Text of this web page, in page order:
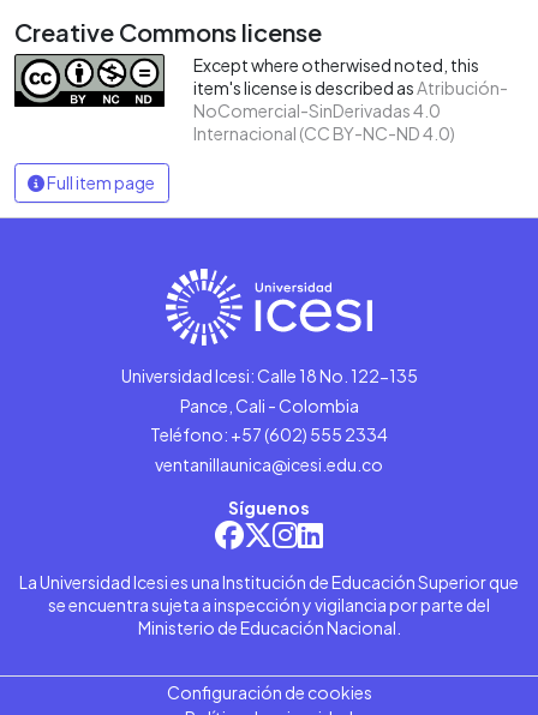
Creative Commons license
Except where otherwised noted, this
item's license is described asAtribución-
NoComercial-SinDerivadas 4.0
Internacional (CC BY-NC-ND 4.0)
Full item page
Universidad Icesi: Calle 18 No. 122-135
Pance, Cali - Colombia
Teléfono: +57 (602) 555 2334
ventanillaunica@icesi.edu.co
Síguenos
La Universidad Icesi es una Institución de Educación Superior que
se encuentra sujeta a inspección y vigilancia por parte del
Ministerio de Educación Nacional.
Configuración de cookies